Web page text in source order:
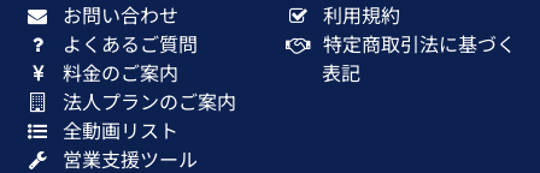
お問い合わせ
よくあるご質問
料金のご案内
法人プランのご案内
全動画リスト
営業支援ツール
利用規約
特定商取引法に基づく
表記